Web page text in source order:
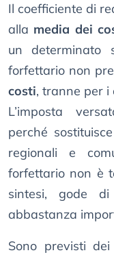
Il coefficiente di
alla media dei
un determinato
forfettario non
costi, tranne per i
L’imposta
perché
regionali e
forfettario non è
sintesi, gode
abbastanza
Sono previsti dei